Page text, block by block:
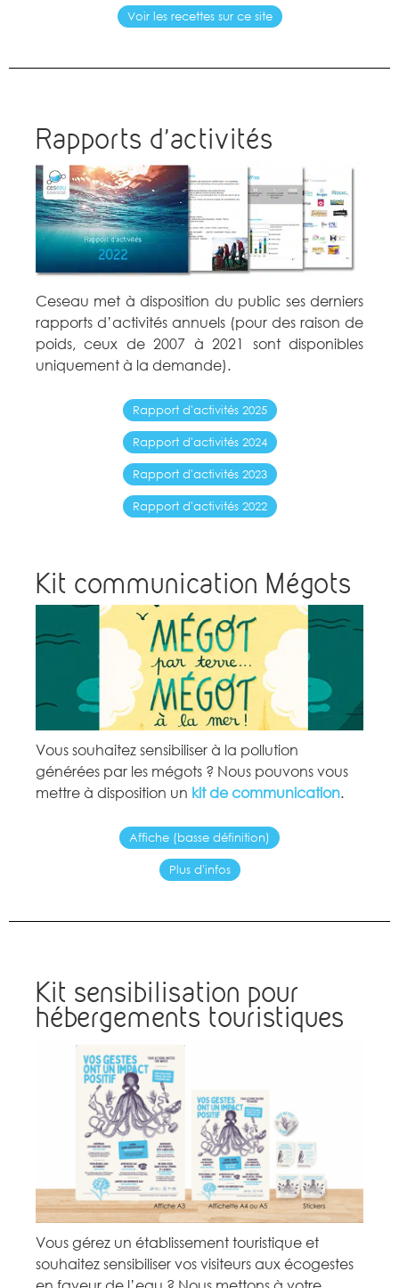
Voir les recettes sur ce site
Rapports d’activités
Ceseau met à disposition du public ses derniers
rapports d’activités annuels (pour des raison de
poids, ceux de 2007 à 2021 sont disponibles
uniquement à la demande).
Rapport d'activités 2025
Rapport d'activités 2024
Rapport d'activités 2023
Rapport d'activités 2022
Kit communication Mégots
Vous souhaitez sensibiliser à la pollution
générées par les mégots ? Nous pouvons vous
mettre à disposition un kit de communication.
Affiche (basse définition)
Plus d'infos
Kit sensibilisation pour
hébergements touristiques
Vous gérez un établissement touristique et
souhaitez sensibiliser vos visiteurs aux écogestes